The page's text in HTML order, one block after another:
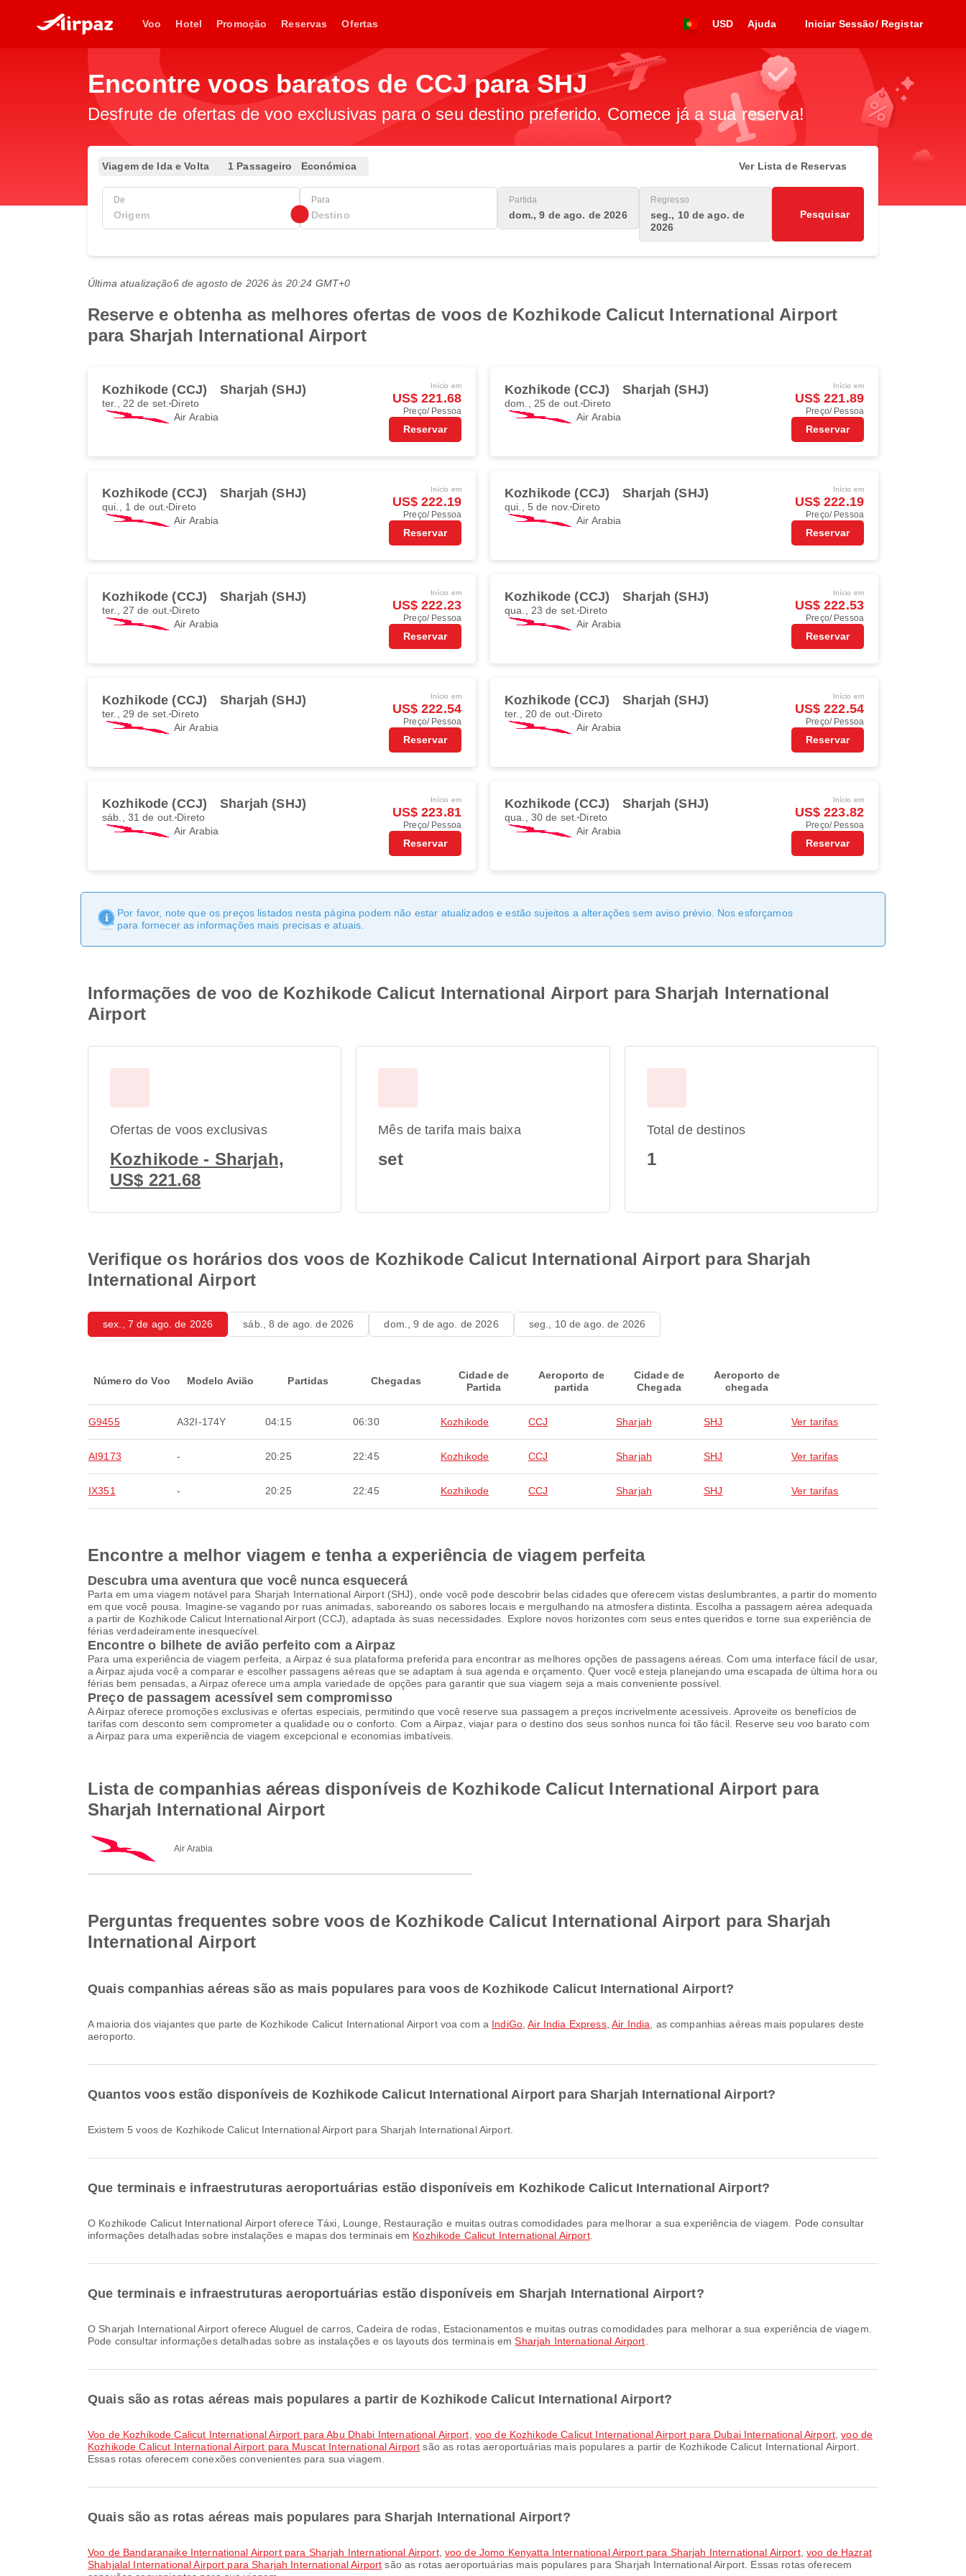
Voo Hotel Promoção Reservas Ofertas USD Ajuda Iniciar Sessão/ Registar
Encontre voos baratos de CCJ para SHJ
Desfrute de ofertas de voo exclusivas para o seu destino preferido. Comece já a sua reserva!
Viagem de Ida e Volta 1 Passageiro Económica Ver Lista de Reservas
De Para Partida
dom., 9 de ago. de 2026
Regresso
seg., 10 de ago. de
2026
Pesquisar
Última atualização6 de agosto de 2026 às 20:24 GMT+0
Reserve e obtenha as melhores ofertas de voos de Kozhikode Calicut International Airport
para Sharjah International Airport
Kozhikode (CCJ) Sharjah (SHJ)
ter., 22 de set. Direto
Air Arabia
Início em
US$ 221.68
Preço/ Pessoa
Reservar
Kozhikode (CCJ) Sharjah (SHJ)
dom., 25 de out. Direto
Air Arabia
Início em
US$ 221.89
Preço/ Pessoa
Reservar
Kozhikode (CCJ) Sharjah (SHJ)
qui., 1 de out. Direto
Air Arabia
Início em
US$ 222.19
Preço/ Pessoa
Reservar
Kozhikode (CCJ) Sharjah (SHJ)
qui., 5 de nov. Direto
Air Arabia
Início em
US$ 222.19
Preço/ Pessoa
Reservar
Kozhikode (CCJ) Sharjah (SHJ)
ter., 27 de out. Direto
Air Arabia
Início em
US$ 222.23
Preço/ Pessoa
Reservar
Kozhikode (CCJ) Sharjah (SHJ)
qua., 23 de set. Direto
Air Arabia
Início em
US$ 222.53
Preço/ Pessoa
Reservar
Kozhikode (CCJ) Sharjah (SHJ)
ter., 29 de set. Direto
Air Arabia
Início em
US$ 222.54
Preço/ Pessoa
Reservar
Kozhikode (CCJ) Sharjah (SHJ)
ter., 20 de out. Direto
Air Arabia
Início em
US$ 222.54
Preço/ Pessoa
Reservar
Kozhikode (CCJ) Sharjah (SHJ)
sáb., 31 de out. Direto
Air Arabia
Início em
US$ 223.81
Preço/ Pessoa
Reservar
Kozhikode (CCJ) Sharjah (SHJ)
qua., 30 de set. Direto
Air Arabia
Início em
US$ 223.82
Preço/ Pessoa
Reservar
Por favor, note que os preços listados nesta página podem não estar atualizados e estão sujeitos a alterações sem aviso prévio. Nos esforçamos
para fornecer as informações mais precisas e atuais.
Informações de voo de Kozhikode Calicut International Airport para Sharjah International
Airport
Ofertas de voos exclusivas
Kozhikode - Sharjah,
US$ 221.68
Mês de tarifa mais baixa
set
Total de destinos
1
Verifique os horários dos voos de Kozhikode Calicut International Airport para Sharjah
International Airport
sex., 7 de ago. de 2026 sáb., 8 de ago. de 2026 dom., 9 de ago. de 2026 seg., 10 de ago. de 2026
Número do Voo Modelo Avião Partidas Chegadas
Cidade de
Partida
Aeroporto de
partida
Cidade de
Chegada
Aeroporto de
chegada
G9455 A32I-174Y 04:15 06:30 Kozhikode CCJ Sharjah SHJ Ver tarifas
AI9173 - 20:25 22:45 Kozhikode CCJ Sharjah SHJ Ver tarifas
IX351 - 20:25 22:45 Kozhikode CCJ Sharjah SHJ Ver tarifas
Encontre a melhor viagem e tenha a experiência de viagem perfeita
Descubra uma aventura que você nunca esquecerá
Parta em uma viagem notável para Sharjah International Airport (SHJ), onde você pode descobrir belas cidades que oferecem vistas deslumbrantes, a partir do momento
em que você pousa. Imagine-se vagando por ruas animadas, saboreando os sabores locais e mergulhando na atmosfera distinta. Escolha a passagem aérea adequada
a partir de Kozhikode Calicut International Airport (CCJ), adaptada às suas necessidades. Explore novos horizontes com seus entes queridos e torne sua experiência de
férias verdadeiramente inesquecível.
Encontre o bilhete de avião perfeito com a Airpaz
Para uma experiência de viagem perfeita, a Airpaz é sua plataforma preferida para encontrar as melhores opções de passagens aéreas. Com uma interface fácil de usar,
a Airpaz ajuda você a comparar e escolher passagens aéreas que se adaptam à sua agenda e orçamento. Quer você esteja planejando uma escapada de última hora ou
férias bem pensadas, a Airpaz oferece uma ampla variedade de opções para garantir que sua viagem seja a mais conveniente possível.
Preço de passagem acessível sem compromisso
A Airpaz oferece promoções exclusivas e ofertas especiais, permitindo que você reserve sua passagem a preços incrivelmente acessíveis. Aproveite os benefícios de
tarifas com desconto sem comprometer a qualidade ou o conforto. Com a Airpaz, viajar para o destino dos seus sonhos nunca foi tão fácil. Reserve seu voo barato com
a Airpaz para uma experiência de viagem excepcional e economias imbatíveis.
Lista de companhias aéreas disponíveis de Kozhikode Calicut International Airport para
Sharjah International Airport
Air Arabia
Perguntas frequentes sobre voos de Kozhikode Calicut International Airport para Sharjah
International Airport
Quais companhias aéreas são as mais populares para voos de Kozhikode Calicut International Airport?
A maioria dos viajantes que parte de Kozhikode Calicut International Airport voa com a IndiGo ,Air India Express, Air India , as companhias aéreas mais populares deste
aeroporto.
Quantos voos estão disponíveis de Kozhikode Calicut International Airport para Sharjah International Airport?
Existem 5 voos de Kozhikode Calicut International Airport para Sharjah International Airport.
Que terminais e infraestruturas aeroportuárias estão disponíveis em Kozhikode Calicut International Airport?
O Kozhikode Calicut International Airport oferece Táxi, Lounge, Restauração e muitas outras comodidades para melhorar a sua experiência de viagem. Pode consultar
informações detalhadas sobre instalações e mapas dos terminais em Kozhikode Calicut International Airport.
Que terminais e infraestruturas aeroportuárias estão disponíveis em Sharjah International Airport?
O Sharjah International Airport oferece Aluguel de carros, Cadeira de rodas, Estacionamentos e muitas outras comodidades para melhorar a sua experiência de viagem.
Pode consultar informações detalhadas sobre as instalações e os layouts dos terminais emSharjah International Airport
Quais são as rotas aéreas mais populares a partir de Kozhikode Calicut International Airport?
voo de Kozhikode Calicut International Airport para Abu Dhabi International Airport voo de Kozhikode Calicut International Airport para Dubai International Airport,voo de
Kozhikode Calicut International Airport para Muscat International Airport são as rotas aeroportuárias mais populares a partir de Kozhikode Calicut International Airport.
Essas rotas oferecem conexões convenientes para sua viagem.
Quais são as rotas aéreas mais populares para Sharjah International Airport?
voo de Bandaranaike International Airport para Sharjah International Airport, voo de Jomo Kenyatta International Airport para Sharjah International Airport, voo de Hazrat
Shahjalal International Airport para Sharjah International Airport são as rotas aeroportuárias mais populares para Sharjah International Airport. Essas rotas oferecem